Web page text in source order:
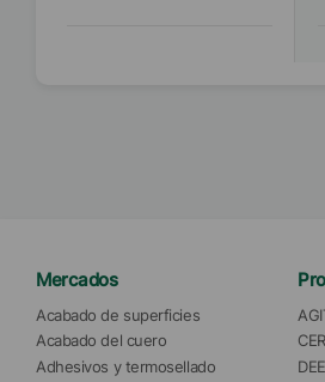
Mercados
Acabado de superficies
Acabado del cuero
Adhesivos y termosellado